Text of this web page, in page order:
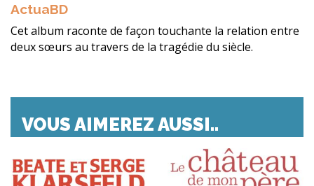
ActuaBD
Cet album raconte de façon touchante la relation entre
deux sœurs au travers de la tragédie du siècle.
VOUS AIMEREZ AUSSI..